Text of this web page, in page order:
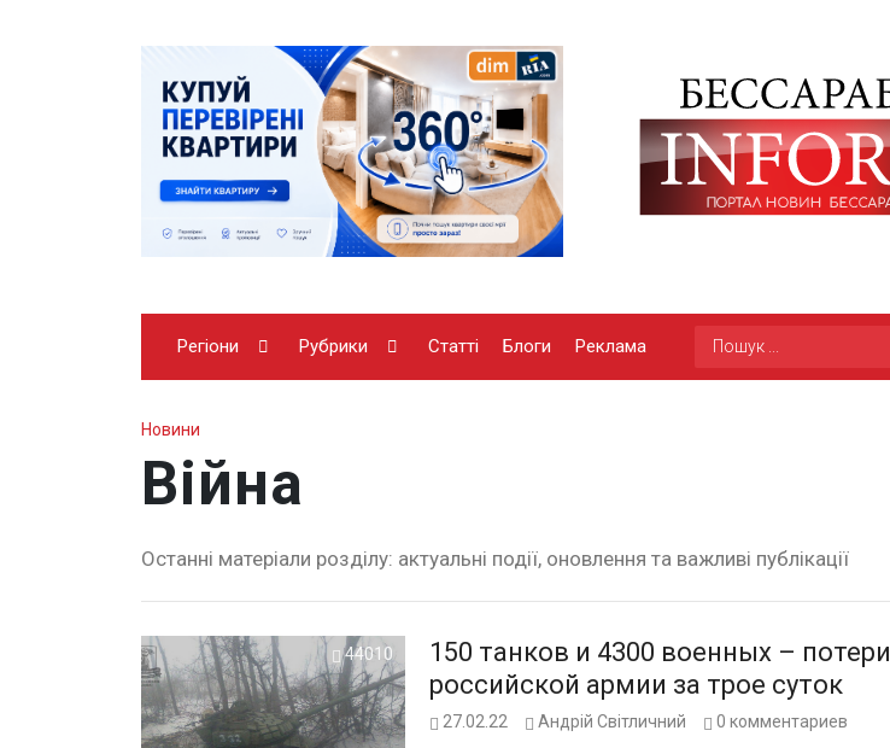
Регіони Рубрики Статті Блоги Реклама
Новини
Війна
Останні матеріали розділу: актуальні події, оновлення та важливі публікації
44010
150 танков и 4300 военных – потери
российской армии за трое суток
27.02.22 Андрій Світличний 0 комментариев